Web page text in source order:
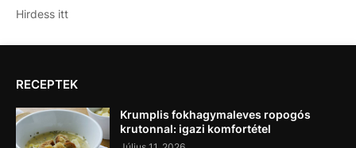
Hirdess itt
RECEPTEK
Krumplis fokhagymaleves ropogós
krutonnal: igazi komfortétel